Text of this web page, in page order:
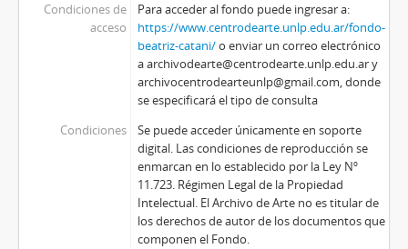
Condiciones de
acceso
Para acceder al fondo puede ingresar a:
https://www.centrodearte.unlp.edu.ar/fondo-
beatriz-catani/o enviar un correo electrónico
a archivodearte@centrodearte.unlp.edu.ar y
archivocentrodearteunlp@gmail.com, donde
se especificará el tipo de consulta
Condiciones
Se puede acceder únicamente en soporte
digital. Las condiciones de reproducción se
enmarcan en lo establecido por la Ley Nº
11.723. Régimen Legal de la Propiedad
Intelectual. El Archivo de Arte no es titular de
los derechos de autor de los documentos que
componen el Fondo.